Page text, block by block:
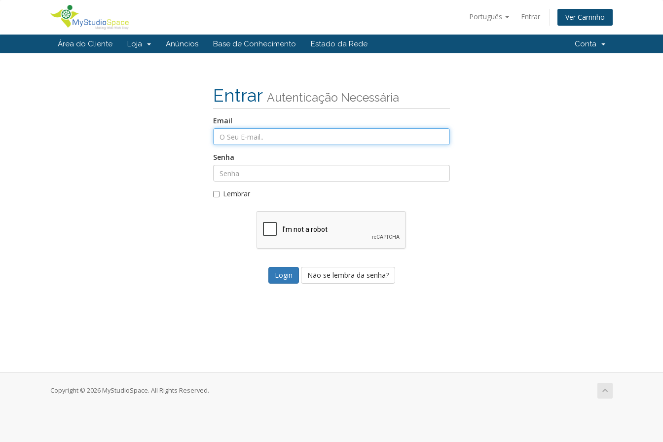
Português Entrar Ver Carrinho
Área do Cliente Loja Anúncios Base de Conhecimento Estado da Rede Conta
Entrar Autenticação Necessária
Email
Senha
Lembrar
Não se lembra da senha?
Copyright © 2026 MyStudioSpace. All Rights Reserved.